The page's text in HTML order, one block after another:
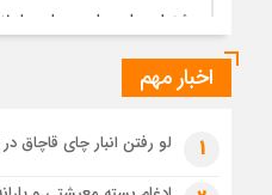
جشنواره ملی چای، حمایت از
ایرانی!؟
3 هفته قبل
3 هفته قبل
اخبار مهم
1 لو رفتن انبار چای قاچاق